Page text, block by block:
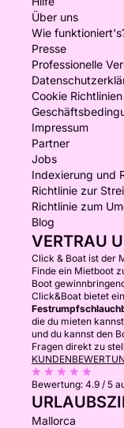
Über uns
Wie
Presse
Professionelle
Cookie Richtlinien
Impressum
Partner
Jobs
Indexierung und
Richtlinie zur
Richtlinie zum
Blog
VERTRAU
Click & Boat ist der
Finde ein Mietboot
Boot
Click&Boat bietet
die du mieten
und du kannst den
Fragen direkt zu
Bewertung: 4.9 / 5
Mallorca